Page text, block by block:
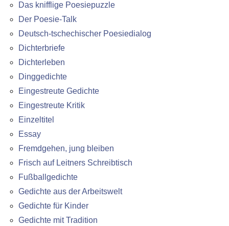
Das knifflige Poesiepuzzle
Der Poesie-Talk
Deutsch-tschechischer Poesiedialog
Dichterbriefe
Dichterleben
Dinggedichte
Eingestreute Gedichte
Eingestreute Kritik
Einzeltitel
Essay
Fremdgehen, jung bleiben
Frisch auf Leitners Schreibtisch
Fußballgedichte
Gedichte aus der Arbeitswelt
Gedichte für Kinder
Gedichte mit Tradition